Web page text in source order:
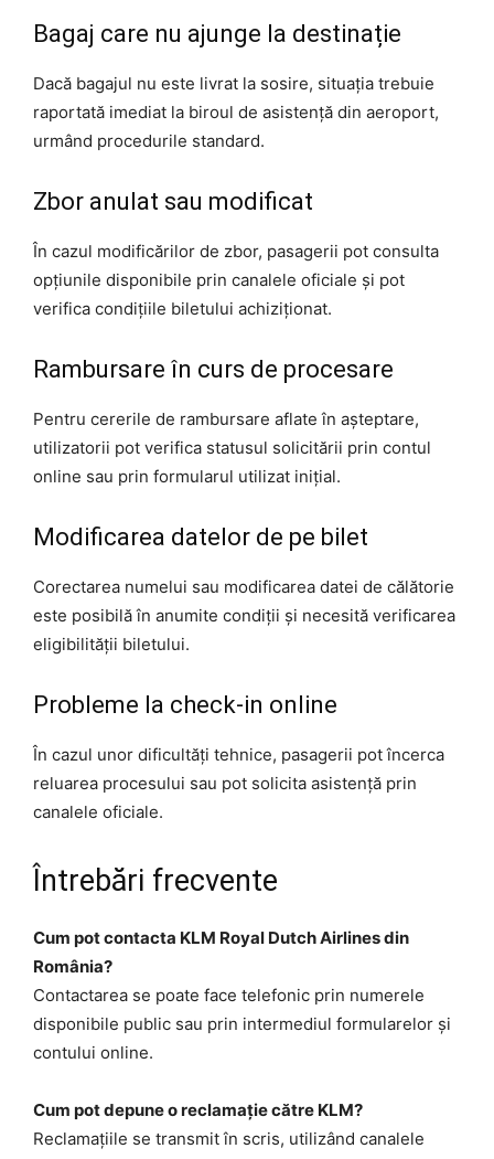
Bagaj care nu ajunge la destinație
Dacă bagajul nu este livrat la sosire, situația trebuie
raportată imediat la biroul de asistență din aeroport,
urmând procedurile standard.
Zbor anulat sau modificat
În cazul modificărilor de zbor, pasagerii pot consulta
opțiunile disponibile prin canalele oficiale și pot
verifica condițiile biletului achiziționat.
Rambursare în curs de procesare
Pentru cererile de rambursare aflate în așteptare,
utilizatorii pot verifica statusul solicitării prin contul
online sau prin formularul utilizat inițial.
Modificarea datelor de pe bilet
Corectarea numelui sau modificarea datei de călătorie
este posibilă în anumite condiții și necesită verificarea
eligibilității biletului.
Probleme la check-in online
În cazul unor dificultăți tehnice, pasagerii pot încerca
reluarea procesului sau pot solicita asistență prin
canalele oficiale.
Întrebări frecvente
Cum pot contacta KLM Royal Dutch Airlines din
România?
Contactarea se poate face telefonic prin numerele
disponibile public sau prin intermediul formularelor și
contului online.
Cum pot depune o reclamație către KLM?
Reclamațiile se transmit în scris, utilizând canalele